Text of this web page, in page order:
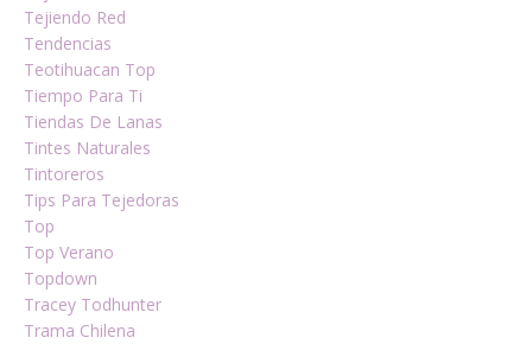
Tejiendo Red
Tendencias
Teotihuacan Top
Tiempo Para Ti
Tiendas De Lanas
Tintes Naturales
Tintoreros
Tips Para Tejedoras
Top
Top Verano
Topdown
Tracey Todhunter
Trama Chilena